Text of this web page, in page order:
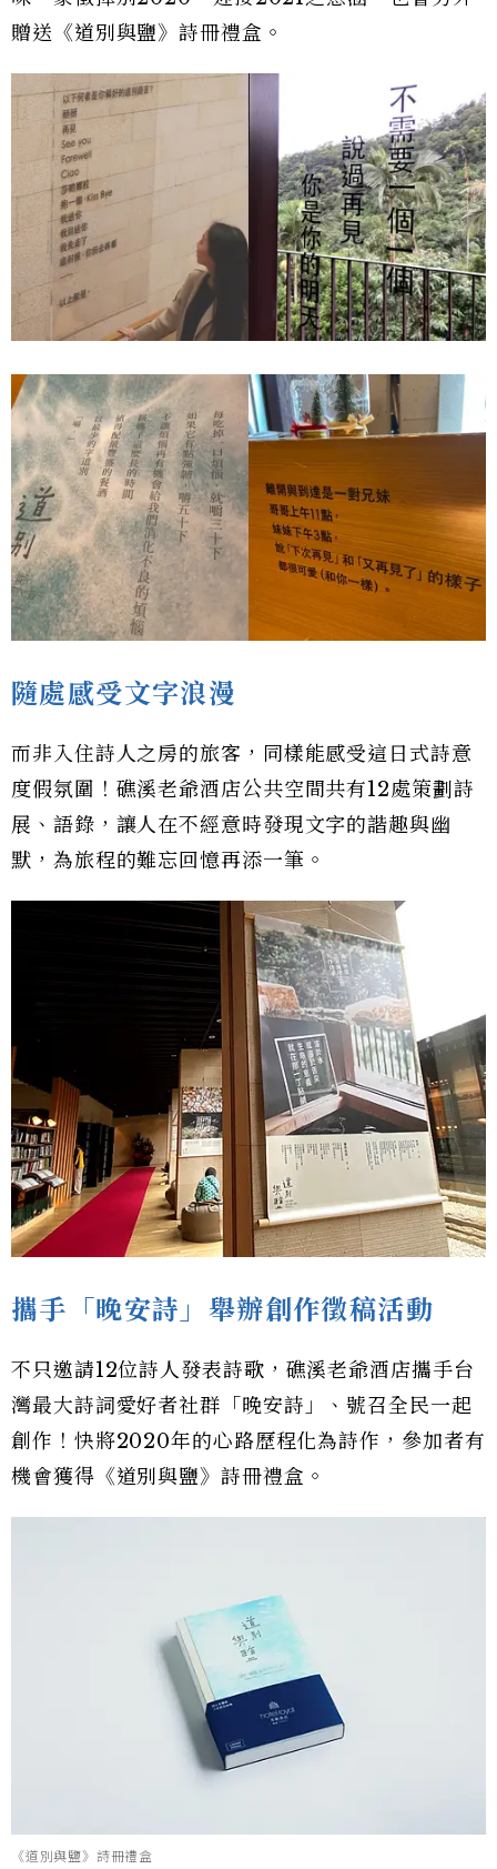
贈送《道別與鹽》詩冊禮盒。
隨處感受文字浪漫
而非入住詩人之房的旅客，同樣能感受這日式詩意
度假氛圍！礁溪老爺酒店公共空間共有12處策劃詩
展、語錄，讓人在不經意時發現文字的諧趣與幽
默，為旅程的難忘回憶再添一筆。
攜手「晚安詩」舉辦創作徵稿活動
不只邀請12位詩人發表詩歌，礁溪老爺酒店攜手台
灣最大詩詞愛好者社群「晚安詩」、號召全民一起
創作！快將2020年的心路歷程化為詩作，參加者有
機會獲得《道別與鹽》詩冊禮盒。
《道別與鹽》詩冊禮盒